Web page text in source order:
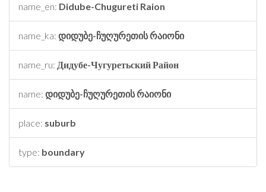
name_en: Didube-Chugureti Raion
name_ka: დიდუბე-ჩუღურეთის რაიონი
name_ru: Дидубе-Чугуретьский Район
name: დიდუბე-ჩუღურეთის რაიონი
place: suburb
type: boundary